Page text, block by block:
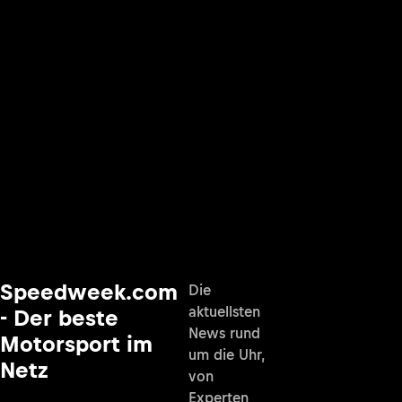
Speedweek.com
- Der beste
Motorsport im
Netz
Die
aktuellsten
News rund
um die Uhr,
von
Experten